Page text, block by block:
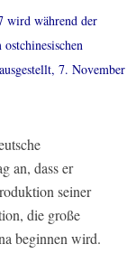
wird während der
7. November
an, dass er
seiner
die große
beginnen wird.